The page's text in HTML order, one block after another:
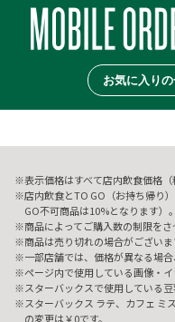
お気に入り
表示価格はすべて店内飲食価格（
店内飲食とTO GO（お持ち帰り
GO不可商品は10%となります）。
商品によってご購入数の制限をさ
商品は売り切れの場合がございま
一部店舗では、価格が異なる場
ページ内で使用している画像・イ
スターバックスで使用している
スターバックス ラテ、カフェ ミ
の変更は￥0です。